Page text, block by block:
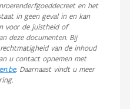
en het
in geen geval in en kan
voor de juistheid of
deze documenten. Bij
van de inhoud
u contact opnemen met
. Daarnaast vindt u meer